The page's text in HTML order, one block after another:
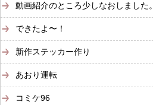
動画紹介のところ少しなおしました。
できたよ〜！
新作ステッカー作り
あおり運転
コミケ96